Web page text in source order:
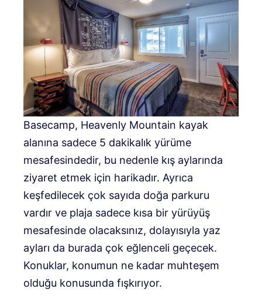
Basecamp, Heavenly Mountain kayak
alanına sadece 5 dakikalık yürüme
mesafesindedir, bu nedenle kış aylarında
ziyaret etmek için harikadır. Ayrıca
keşfedilecek çok sayıda doğa parkuru
vardır ve plaja sadece kısa bir yürüyüş
mesafesinde olacaksınız, dolayısıyla yaz
ayları da burada çok eğlenceli geçecek.
Konuklar, konumun ne kadar muhteşem
olduğu konusunda fışkırıyor.